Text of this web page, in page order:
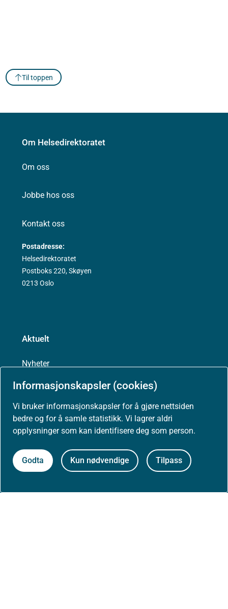
Informasjonskapsler (cookies)
Vi bruker informasjonskapsler for å gjøre nettsiden
bedre og for å samle statistikk. Vi lagrer aldri
opplysninger som kan identifisere deg som person.
Godta Kun nødvendige Tilpass
Til toppen
Om Helsedirektoratet
Om oss
Jobbe hos oss
Kontakt oss
Postadresse:
Helsedirektoratet
Postboks 220, Skøyen
0213 Oslo
Aktuelt
Nyheter
Arrangementer
Høringer
Presse